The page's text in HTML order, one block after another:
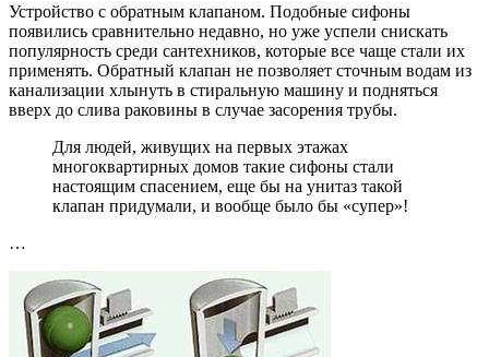
Устройство с обратным клапаном. Подобные сифоны
появились сравнительно недавно, но уже успели снискать
популярность среди сантехников, которые все чаще стали их
применять. Обратный клапан не позволяет сточным водам из
канализации хлынуть в стиральную машину и подняться
вверх до слива раковины в случае засорения трубы.
Для людей, живущих на первых этажах
многоквартирных домов такие сифоны стали
настоящим спасением, еще бы на унитаз такой
клапан придумали, и вообще было бы «супер»!
…